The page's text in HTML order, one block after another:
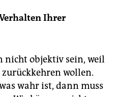
Ihrer
nicht objektiv sein, weil
wollen.
wahr ist, dann muss